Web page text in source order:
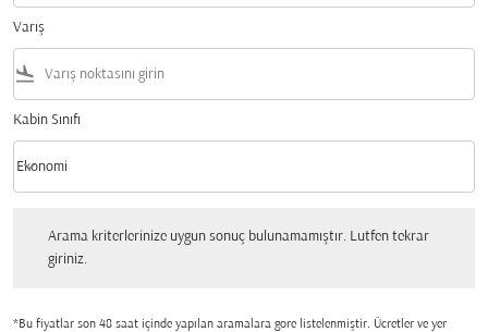
Varış
flight_land
Kabin Sınıfı
Kabin Sınıfı option Ekonomi Selected
Ekonomi
keyboard_arrow_down
Arama kriterlerinize uygun sonuç bulunamamıştır. Lutfen tekrar
giriniz.
*Bu fiyatlar son 48 saat içinde yapılan aramalara gore listelenmiştir. Ücretler ve yer